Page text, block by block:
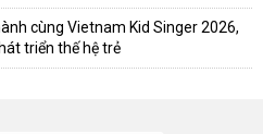
cùng Vietnam Kid Singer 2026,
triển thế hệ trẻ